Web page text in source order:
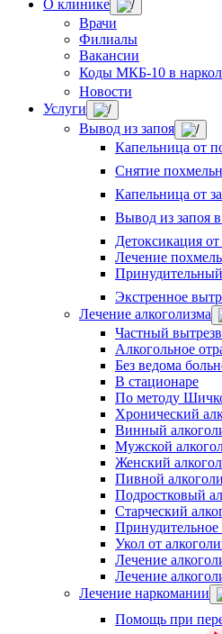
О клинике
Врачи
Филиалы
Вакансии
Коды МКБ-10 в
Новости
Услуги
Вывод из запоя
Капельница от
Снятие
Капельница от
Вывод из запоя
Детоксикация от
Лечение
Экстренное
Лечение алкоголизма
Частный
Алкогольное
Без ведома
В стационаре
По методу
Хронический
Винный
Мужской
Женский
Пивной
Подростковый
Старческий
Принудительное
Укол от
Лечение
Лечение
Лечение наркомании
Помощь при